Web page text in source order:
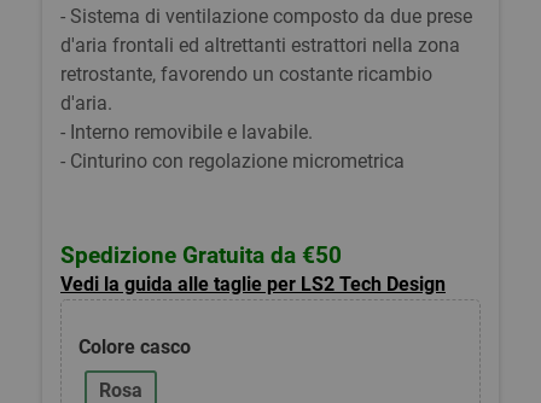
- Sistema di ventilazione composto da due prese
d'aria frontali ed altrettanti estrattori nella zona
retrostante, favorendo un costante ricambio
d'aria.
- Interno removibile e lavabile.
- Cinturino con regolazione micrometrica
Spedizione Gratuita da €50
Vedi la guida alle taglie per LS2 Tech Design
Colore casco
Rosa